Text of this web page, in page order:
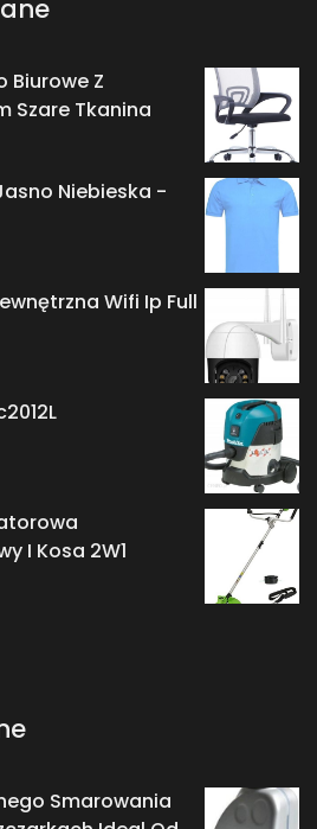
Biurowe Z
Szare Tkanina
Niebieska -
Wifi Ip Full
I Kosa 2W1
Smarowania